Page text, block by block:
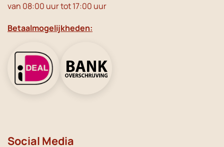
van 08:00 uur tot 17:00 uur
Betaalmogelijkheden:
Social Media